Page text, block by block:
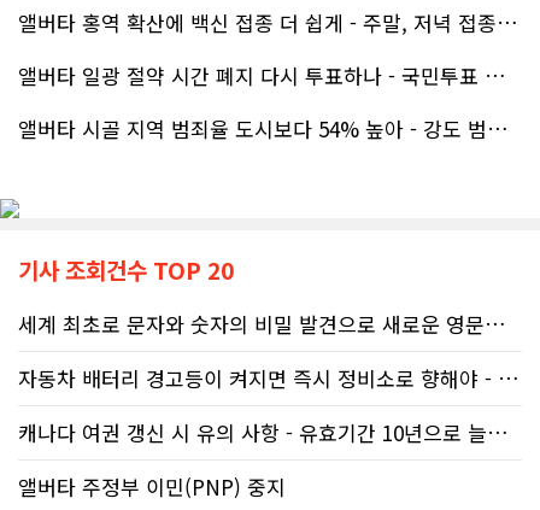
무엇보다 작은 베이스먼트 공간을 밝고 깔끔하면서도 가족 모두가 편하게 사용할 수 있는 공간으로 완성해 주셔서 정말 만족합니다. 특히 아이들과 함께 즐겁게 시간을 보낼 수 있는 공간이 되어 더욱 뜻깊습니다.
베이스먼트 개발을 고민하시는 분들께 B&A를 자신 있게 추천드립니다.
앨버타 홍역 확산에 백신 접종 더 쉽게 - 주말, 저녁 접종 클리닉 열..
앨버타 일광 절약 시간 폐지 다시 투표하나 - 국민투표 기준 낮춰지며 ..
앨버타 시골 지역 범죄율 도시보다 54% 높아 - 강도 범죄는 도시가 ..
기사 조회건수 TOP 20
세계 최초로 문자와 숫자의 비밀 발견으로 새로운 영문법을 발명한 임성빈..
자동차 배터리 경고등이 켜지면 즉시 정비소로 향해야 - 주행중 차량 갑..
캐나다 여권 갱신 시 유의 사항 - 유효기간 10년으로 늘어나 편리
앨버타 주정부 이민(PNP) 중지